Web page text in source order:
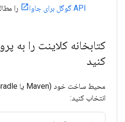
API گوگل برای جاوا
را
کتابخانه کلاینت را به
کنید
انتخاب کنید: